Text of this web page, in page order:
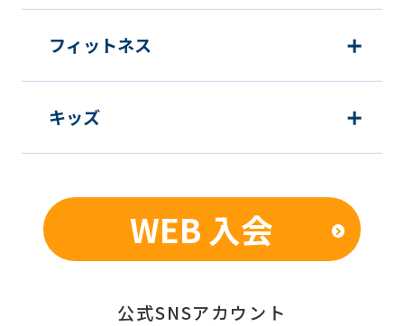
フィットネス
キッズ
WEB 入会
公式SNSアカウント